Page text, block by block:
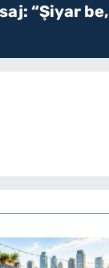
“Şiyar be,